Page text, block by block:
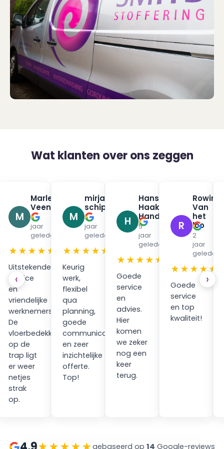
Wat klanten over ons zeggen
M
Marleen
Veenendaal
✓
6
jaar
geleden
★★★★★
Uitstekende
service
en
vriendelijke
werknemers.
De
vloerbedekking
op de
trap ligt
er weer
netjes
strak
op.
M
mirjam
schippers
5
jaar
geleden
★★★★★
Keurig
werk,
flexibel
qua
planning,
goede
communicatie
en zeer
inzichtelijke
offerte.
Top!
H
Hans
Haak
Handpan
5
jaar
geleden
★★★★★
Goede
service
en
advies.
Hier
komen
we zeker
nog een
keer
terug.
R
Rowin
Van
het
loo
2
jaar
geleden
★★★★★
Goede
service
en top
kwaliteit!
‹ ›
gebaseerd op 14 Google-reviews